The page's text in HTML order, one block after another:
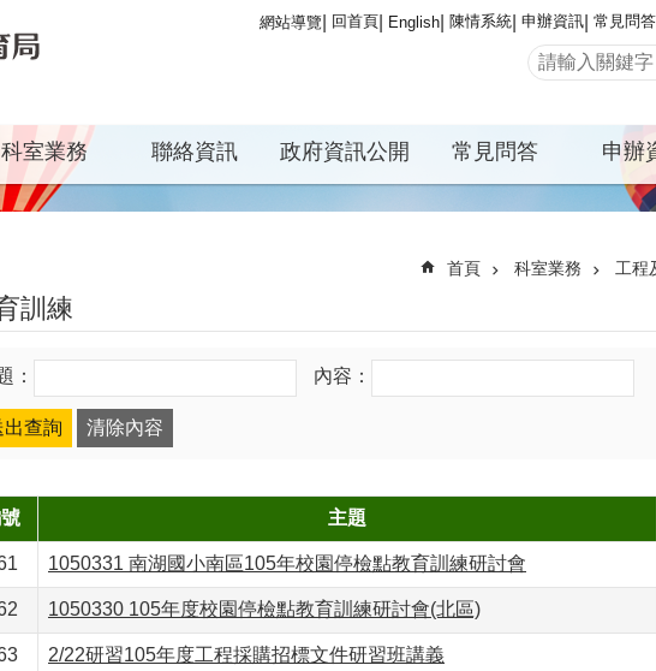
網站導覽 回首頁 English 陳情系統 申辦資訊 常見問答
科室業務 聯絡資訊 政府資訊公開 常見問答 申辦
首頁 科室業務 工程
訓練
： 內容：
主題
1050331 南湖國小南區105年校園停檢點教育訓練研討會
1050330 105年度校園停檢點教育訓練研討會(北區)
2/22研習105年度工程採購招標文件研習班講義